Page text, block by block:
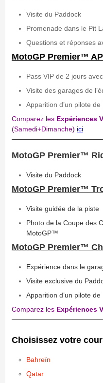
Visite du Paddock
Promenade dans le Pit
Questions et réponses
MotoGP Premier™
Pass VIP de 2 jours
Visite des garages de
Apparition d’un pilote de
Comparez les Expériences
(Samedi+Dimanche) ici
MotoGP Premier™
Visite du Paddock
MotoGP Premier™
Visite guidée de la piste
Photo de la Coupe des
MotoGP™
MotoGP Premier™
Expérience dans le
Visite exclusive du
Apparition d’un pilote de
Comparez les Expériences
Choisissez votre
Bahreïn
Qatar